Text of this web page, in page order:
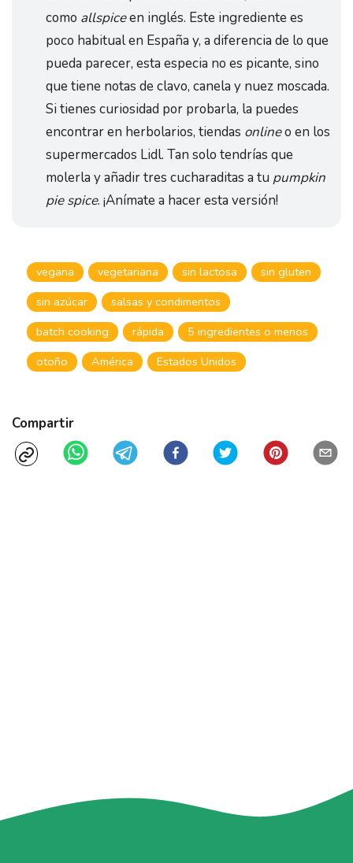
como allspiceen inglés. Este ingrediente es
poco habitual en España y, a diferencia de lo que
pueda parecer, esta especia no es picante, sino
que tiene notas de clavo, canela y nuez moscada.
Si tienes curiosidad por probarla, la puedes
encontrar en herbolarios, tiendas onlineo en los
supermercados Lidl. Tan solo tendrías que
molerla y añadir tres cucharaditas a tu pumpkin
pie spice. ¡Anímate a hacer esta versión!
vegana vegetariana sin lactosa
sin gluten
sin azúcar
salsas y condimentos
batch cooking
rápida
5 ingredientes o menos
otoño
América Estados Unidos
Compartir